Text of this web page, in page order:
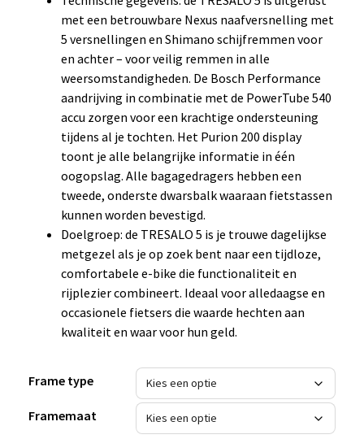
met een betrouwbare Nexus naafversnelling met
5 versnellingen en Shimano schijfremmen voor
en achter – voor veilig remmen in alle
weersomstandigheden. De Bosch Performance
aandrijving in combinatie met de PowerTube 540
accu zorgen voor een krachtige ondersteuning
tijdens al je tochten. Het Purion 200 display
toont je alle belangrijke informatie in één
oogopslag. Alle bagagedragers hebben een
tweede, onderste dwarsbalk waaraan fietstassen
kunnen worden bevestigd.
Doelgroep: de TRESALO 5 is je trouwe dagelijkse
metgezel als je op zoek bent naar een tijdloze,
comfortabele e-bike die functionaliteit en
rijplezier combineert. Ideaal voor alledaagse en
occasionele fietsers die waarde hechten aan
kwaliteit en waar voor hun geld.
Frame type
Framemaat